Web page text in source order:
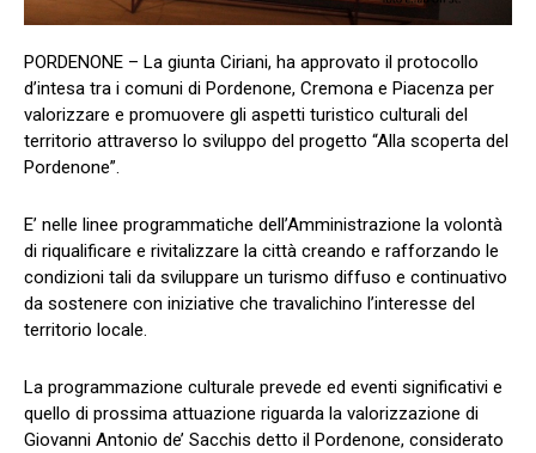
PORDENONE – La giunta Ciriani, ha approvato il protocollo
d’intesa tra i comuni di Pordenone, Cremona e Piacenza per
valorizzare e promuovere gli aspetti turistico culturali del
territorio attraverso lo sviluppo del progetto “Alla scoperta del
Pordenone”.
E’ nelle linee programmatiche dell’Amministrazione la volontà
di riqualificare e rivitalizzare la città creando e rafforzando le
condizioni tali da sviluppare un turismo diffuso e continuativo
da sostenere con iniziative che travalichino l’interesse del
territorio locale.
La programmazione culturale prevede ed eventi significativi e
quello di prossima attuazione riguarda la valorizzazione di
Giovanni Antonio de’ Sacchis detto il Pordenone, considerato